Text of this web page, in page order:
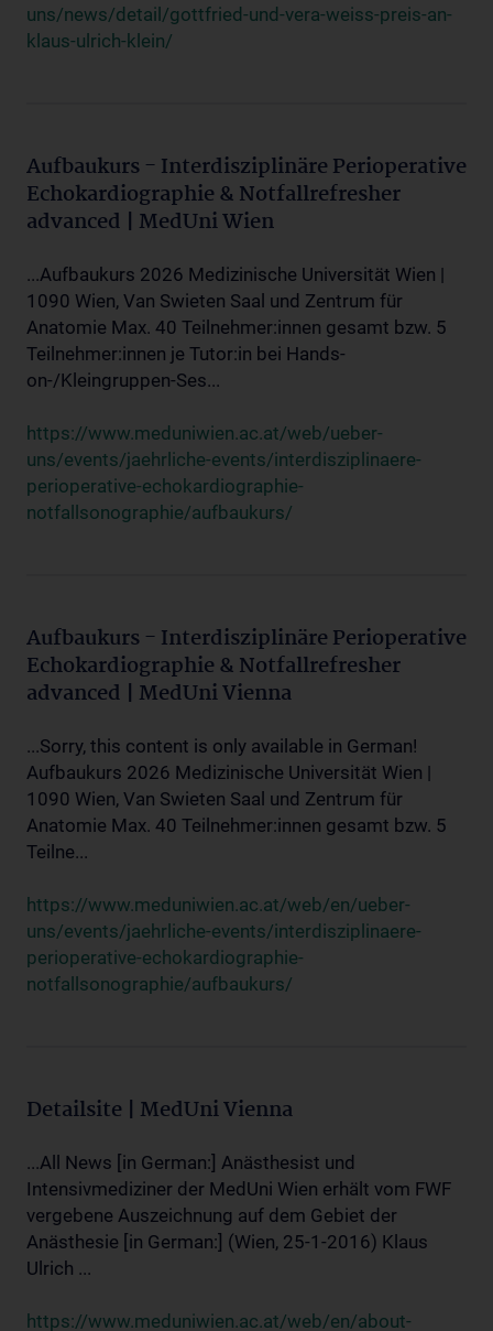
uns/news/detail/gottfried-und-vera-weiss-preis-an-
klaus-ulrich-klein/
Aufbaukurs - Interdisziplinäre Perioperative
Echokardiographie & Notfallrefresher
advanced | MedUni Wien
...Aufbaukurs 2026 Medizinische Universität Wien |
1090 Wien, Van Swieten Saal und Zentrum für
Anatomie Max. 40 Teilnehmer:innen gesamt bzw. 5
Teilnehmer:innen je Tutor:in bei Hands-
on-/Kleingruppen-Ses...
https://www.meduniwien.ac.at/web/ueber-
uns/events/jaehrliche-events/interdisziplinaere-
perioperative-echokardiographie-
notfallsonographie/aufbaukurs/
Aufbaukurs - Interdisziplinäre Perioperative
Echokardiographie & Notfallrefresher
advanced | MedUni Vienna
...Sorry, this content is only available in German!
Aufbaukurs 2026 Medizinische Universität Wien |
1090 Wien, Van Swieten Saal und Zentrum für
Anatomie Max. 40 Teilnehmer:innen gesamt bzw. 5
Teilne...
https://www.meduniwien.ac.at/web/en/ueber-
uns/events/jaehrliche-events/interdisziplinaere-
perioperative-echokardiographie-
notfallsonographie/aufbaukurs/
Detailsite | MedUni Vienna
...All News [in German:] Anästhesist und
Intensivmediziner der MedUni Wien erhält vom FWF
vergebene Auszeichnung auf dem Gebiet der
Anästhesie [in German:] (Wien, 25-1-2016) Klaus
Ulrich ...
https://www.meduniwien.ac.at/web/en/about-